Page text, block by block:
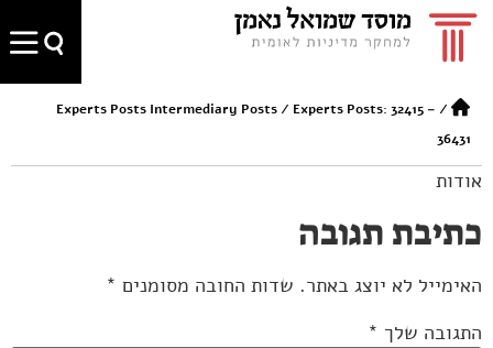
/
Experts Posts Intermediary Posts/ Experts Posts: 32415 –
36431
אודות
כתיבת תגובה
האימייל לא יוצג באתר. שדות החובה מסומנים *
התגובה שלך *